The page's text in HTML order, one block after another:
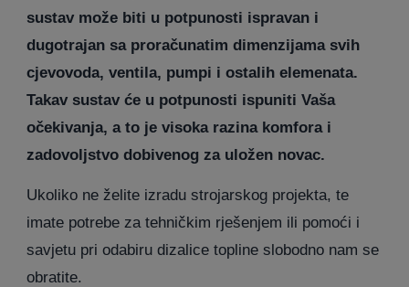
sustav može biti u potpunosti ispravan i
dugotrajan sa proračunatim dimenzijama svih
cjevovoda, ventila, pumpi i ostalih elemenata.
Takav sustav će u potpunosti ispuniti Vaša
očekivanja, a to je visoka razina komfora i
zadovoljstvo dobivenog za uložen novac.
Ukoliko ne želite izradu strojarskog projekta, te
imate potrebe za tehničkim rješenjem ili pomoći i
savjetu pri odabiru dizalice topline slobodno nam se
obratite.